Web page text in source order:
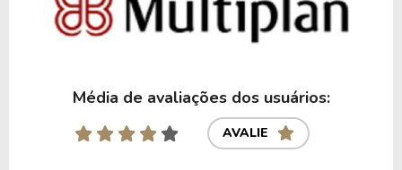
Média de avaliações dos usuários:
AVALIE